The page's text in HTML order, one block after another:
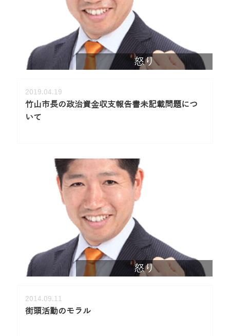
怒り
2019.04.19
竹山市長の政治資金収支報告書未記載問題につ
いて
怒り
2014.09.11
街頭活動のモラル